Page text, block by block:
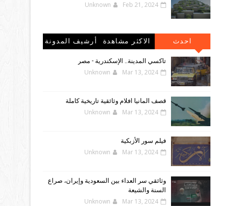
Unknown Feb 21, 2024
احدث
المشاركات
الاكثر مشاهدة
أرشيف المدونة
تاكسي المدينة.. الإسكندرية - مصر
Unknown Mar 13, 2024
قصف المانيا افلام وثائقية تاريخية كاملة
Unknown Mar 13, 2024
فيلم سور الأزبكية
Unknown Mar 13, 2024
وثائقي سر العداء بين السعودية وإيران، صراع
السنة والشيعة
Unknown Mar 13, 2024